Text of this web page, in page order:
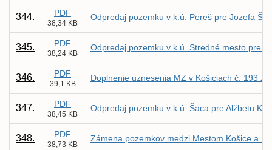
344. PDF
38,34 KB
Odpredaj pozemku v k.ú. Pereš pre Jozefa
345. PDF
38,24 KB
Odpredaj pozemku v k.ú. Stredné mesto pre
346. PDF
39,1 KB
Doplnenie uznesenia MZ v Košiciach č. 193
347. PDF
38,45 KB
Odpredaj pozemku v k.ú. Šaca pre Alžbetu
348. PDF
38,73 KB
Zámena pozemkov medzi Mestom Košice a